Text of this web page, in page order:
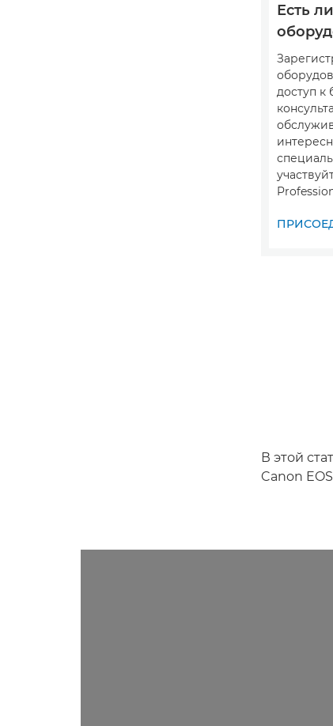
Есть
доступ к
В этой
Canon